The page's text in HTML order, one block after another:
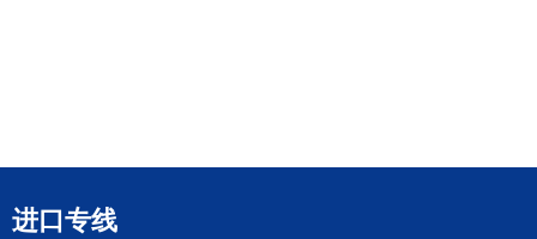
进口专线